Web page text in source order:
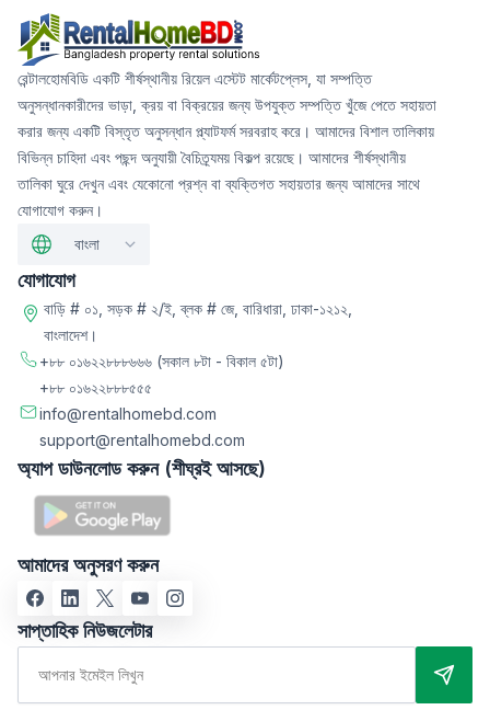
রেন্টালহোমবিডি একটি শীর্ষস্থানীয় রিয়েল এস্টেট মার্কেটপ্লেস, যা সম্পত্তি
অনুসন্ধানকারীদের ভাড়া, ক্রয় বা বিক্রয়ের জন্য উপযুক্ত সম্পত্তি খুঁজে পেতে সহায়তা
করার জন্য একটি বিস্তৃত অনুসন্ধান প্ল্যাটফর্ম সরবরাহ করে। আমাদের বিশাল তালিকায়
বিভিন্ন চাহিদা এবং পছন্দ অনুযায়ী বৈচিত্র্যময় বিকল্প রয়েছে। আমাদের শীর্ষস্থানীয়
তালিকা ঘুরে দেখুন এবং যেকোনো প্রশ্ন বা ব্যক্তিগত সহায়তার জন্য আমাদের সাথে
যোগাযোগ করুন।
বাংলা
যোগাযোগ
বাড়ি # ০১, সড়ক # ২/ই, ব্লক # জে, বারিধারা, ঢাকা-১২১২,
বাংলাদেশ।
+৮৮ ০১৬২২৮৮৮৬৬৬ (সকাল ৮টা - বিকাল ৫টা)
+৮৮ ০১৬২২৮৮৮৫৫৫
info@rentalhomebd.com
support@rentalhomebd.com
অ্যাপ ডাউনলোড করুন (শীঘ্রই আসছে)
আমাদের অনুসরণ করুন
সাপ্তাহিক নিউজলেটার